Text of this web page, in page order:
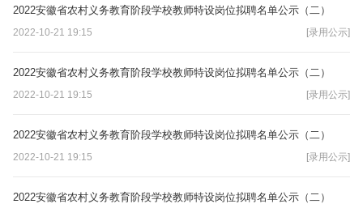
2022安徽省农村义务教育阶段学校教师特设岗位拟聘名单公示（二）
2022-10-21 19:15 [录用公示]
2022安徽省农村义务教育阶段学校教师特设岗位拟聘名单公示（二）
2022-10-21 19:15 [录用公示]
2022安徽省农村义务教育阶段学校教师特设岗位拟聘名单公示（二）
2022-10-21 19:15 [录用公示]
2022安徽省农村义务教育阶段学校教师特设岗位拟聘名单公示（二）